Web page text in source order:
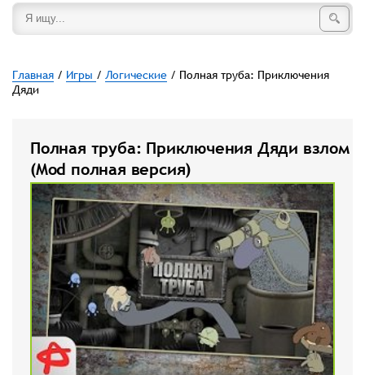
Главная / Игры / Логические / Полная труба: Приключения
Дяди
Полная труба: Приключения Дяди взлом
(Mod полная версия)